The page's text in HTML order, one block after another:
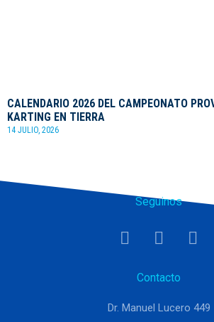
CALENDARIO 2026 DEL CAMPEONATO
KARTING EN TIERRA
14 JULIO, 2026
Seguinos
Contacto
Dr. Manuel Lucero 449